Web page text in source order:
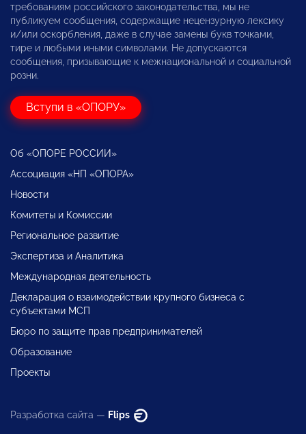
требованиям российского законодательства, мы не
публикуем сообщения, содержащие нецензурную лексику
и/или оскорбления, даже в случае замены букв точками,
тире и любыми иными символами. Не допускаются
сообщения, призывающие к межнациональной и социальной
розни.
Вступи в «ОПОРУ»
Об «ОПОРЕ РОССИИ»
Ассоциация «НП «ОПОРА»
Новости
Комитеты и Комиссии
Региональное развитие
Экспертиза и Аналитика
Международная деятельность
Декларация о взаимодействии крупного бизнеса с
субъектами МСП
Бюро по защите прав предпринимателей
Образование
Проекты
Разработка сайта — Flips